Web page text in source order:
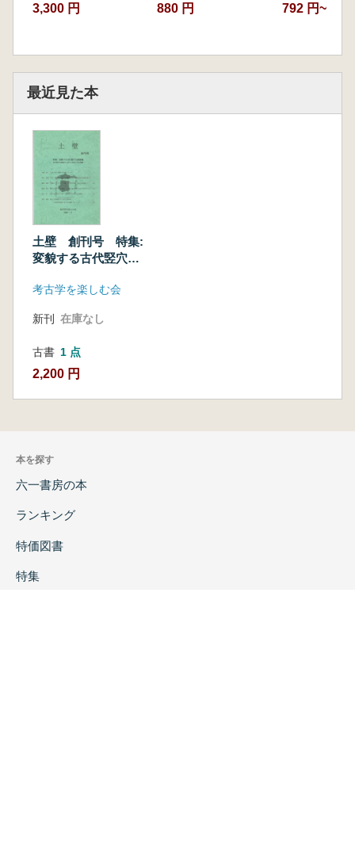
3,300 円 880 円 792 円~
最近見た本
土壁 創刊号 特集:
変貌する古代竪穴住
居跡から新たに抽出
考古学を楽しむ会
新刊 在庫なし
古書 1 点
2,200 円
本を探す
六一書房の本
ランキング
特価図書
特集